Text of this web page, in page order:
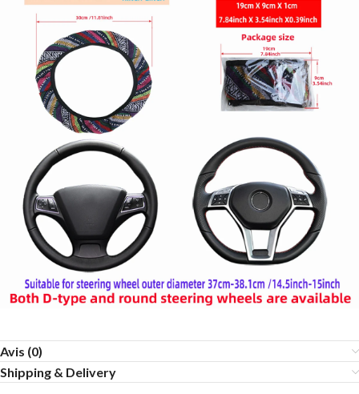
Avis (0)
Shipping & Delivery